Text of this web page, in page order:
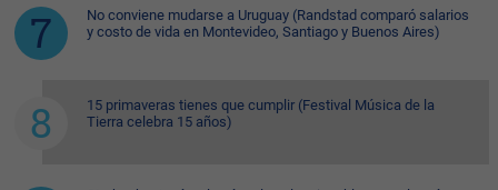
No conviene mudarse a Uruguay (Randstad comparó salarios
y costo de vida en Montevideo, Santiago y Buenos Aires)
15 primaveras tienes que cumplir (Festival Música de la
Tierra celebra 15 años)